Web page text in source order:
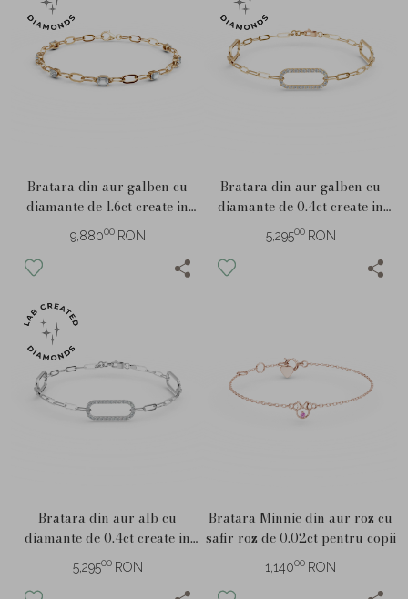
Bratara din aur galben cu
diamante de 1.6ct create in
laborator
9,88000 RON
Bratara din aur galben cu
diamante de 0.4ct create in
laborator
5,29500 RON
Bratara din aur alb cu
diamante de 0.4ct create in
laborator
5,29500 RON
Bratara Minnie din aur roz cu
safir roz de 0.02ct pentru copii
1,14000 RON